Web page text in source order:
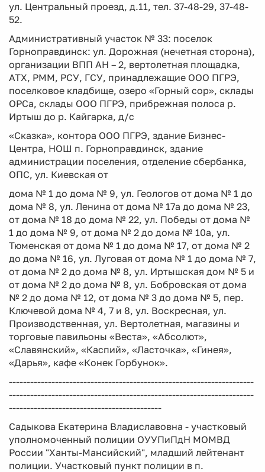
ул. Центральный проезд, д.11, тел. 37-48-29, 37-48-
52.
Административный участок № 33: поселок
Горноправдинск: ул. Дорожная (нечетная сторона),
организации ВПП АН – 2, вертолетная площадка,
АТХ, РММ, РСУ, ГСУ, принадлежащие ООО ПГРЭ,
поселковое кладбище, озеро «Горный сор», склады
ОРСа, склады ООО ПГРЭ, прибрежная полоса р.
Иртыш до р. Кайгарка, д/с
«Сказка», контора ООО ПГРЭ, здание Бизнес-
Центра, НОШ п. Горноправдинск, здание
администрации поселения, отделение сбербанка,
ОПС, ул. Киевская от
дома № 1 до дома № 9, ул. Геологов от дома № 1 до
дома № 8, ул. Ленина от дома № 17а до дома № 23,
от дома № 18 до дома № 22, ул. Победы от дома №
1 до дома № 9, от дома № 2 до дома № 10а, ул.
Тюменская от дома № 1 до дома № 17, от дома № 2
до дома № 16, ул. Луговая от дома № 1 до дома № 7,
от дома № 2 до дома № 8, ул. Иртышская дом № 5 и
от дома № 2 до дома № 8, ул. Бобровская от дома
№ 2 до дома № 12, от дома № 3 до дома № 5, пер.
Ключевой дома № 4, 7 и 8, ул. Воскресная, ул.
Производственная, ул. Вертолетная, магазины и
торговые павильоны «Веста», «Абсолют»,
«Славянский», «Каспий», «Ласточка», «Гинея»,
«Дарья», кафе «Конек Горбунок».
---------------------------------------------------------------------
---------------------------------------------------------------------
-------------------------------------------
Садыкова Екатерина Владиславовна - участковый
уполномоченный полиции ОУУПиПдН МОМВД
России "Ханты-Мансийский", младший лейтенант
полиции. Участковый пункт полиции в п.